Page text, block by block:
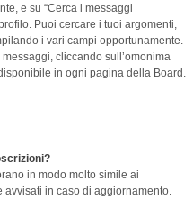
e su “Cerca i messaggi
Puoi cercare i tuoi argomenti,
i vari campi opportunamente.
cliccando sull’omonima
in ogni pagina della Board.
in modo molto simile ai
in caso di aggiornamento.